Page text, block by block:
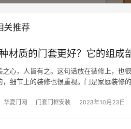
关推荐
材质的门套更好？它的组成
之心，人皆有之。这句话放在装修上，也
，细节上的装修也很重视。门是家庭装修
板制…
华夏门网 门套门框安装 2023年10月23日